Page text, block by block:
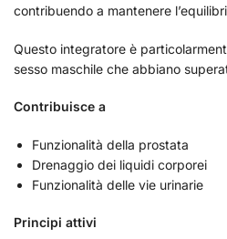
contribuendo a mantenere
Questo integratore è
sesso maschile che abbiano
Contribuisce a
Funzionalità della prostata
Drenaggio dei liquidi corporei
Funzionalità delle vie urinarie
Principi attivi